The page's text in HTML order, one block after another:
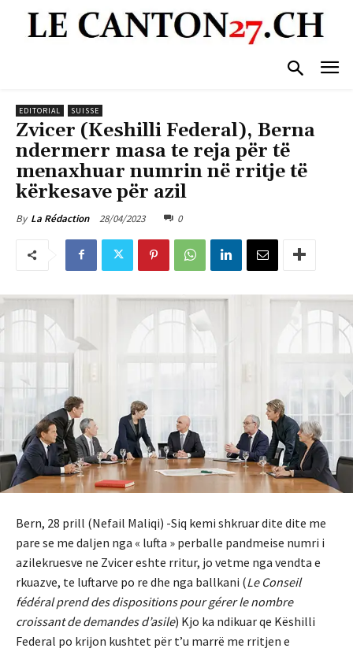
EDITORIAL SUISSE
Zvicer (Keshilli Federal), Berna
ndermerr masa te reja për të
menaxhuar numrin në rritje të
kërkesave për azil
By La Rédaction 28/04/2023 0
Bern, 28 prill (Nefail Maliqi) -Siq kemi shkruar dite dite me
pare se me daljen nga « lufta » perballe pandmeise numri i
azilekruesve ne Zvicer eshte rritur, jo vetme nga vendta e
rkuazve, te luftarve po re dhe nga ballkani (Le Conseil
fédéral prend des dispositions pour gérer le nombre
croissant de demandes d’asile) Kjo ka ndikuar qe Këshilli
Federal po krijon kushtet për t’u marrë me rritjen e